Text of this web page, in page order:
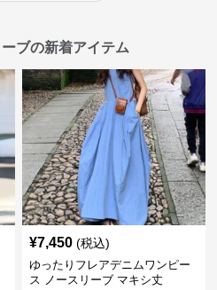
ブの新着アイテム
¥7,450 (税込)
ゆったりフレアデニムワンピー
ス ノースリーブ マキシ丈